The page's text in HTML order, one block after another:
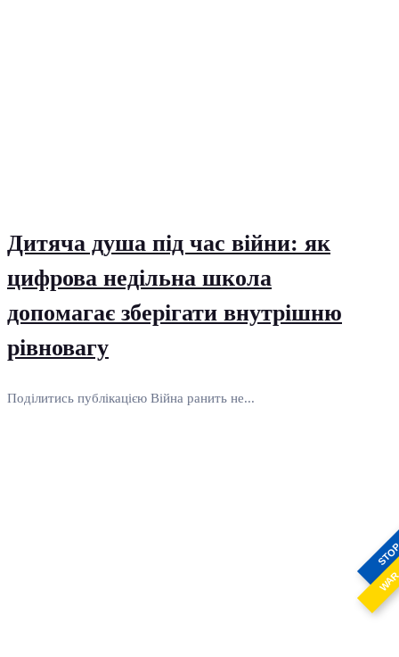
Дитяча душа під час війни: як
цифрова недільна школа
допомагає зберігати внутрішню
рівновагу
Поділитись публікацією Війна ранить не...